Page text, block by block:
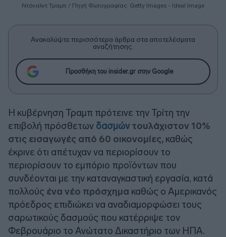
Ντόναλντ Τραμπ / Πηγή Φωτογραφίας: Getty Images - Ideal Image
Ανακαλύψτε περισσότερα άρθρα στα αποτελέσματα
αναζήτησης.
Προσθήκη του insider.gr στην Google
Η κυβέρνηση Τραμπ πρότεινε την Τρίτη την
επιβολή πρόσθετων δασμώντουλάχιστον 10%
στις εισαγωγές από 60 οικονομίες, καθώς
έκρινε ότι απέτυχαν να περιορίσουν το
περιορίσουν το εμπόριο προϊόντων που
συνδέονται με την καταναγκαστική εργασία, κατά
πολλούς ένα νέο πρόσχημα καθώς ο Αμερικανός
πρόεδρος επιδιώκει να αναδιαμορφώσει τους
σαρωτικούς δασμούς που κατέρριψε τον
Φεβρουάριο το Ανώτατο Δικαστήριο των ΗΠΑ.